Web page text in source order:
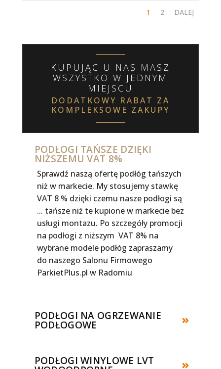
1 2 DALEJ
KUPUJĄC U NAS MASZ
WSZYSTKO W JEDNYM
MIEJSCU
DODATKOWY RABAT ZA
KOMPLEKSOWE ZAKUPY
PODŁOGI TAŃSZE DZIĘKI
NIŻSZEMU VAT 8%
Sprawdź naszą ofertę podłóg tańszych
niż w markecie. My stosujemy stawkę
VAT 8 % dzięki czemu nasze podłogi są
... tańsze niż te kupione w markecie bez
usługi montazu. Po szczegóły promocji
na podłogi z niższym VAT 8% na
wybrane modele podłóg zapraszamy
do naszego Salonu Firmowego
ParkietPlus.pl w Radomiu
PODŁOGI NA OGRZEWANIE
PODŁOGOWE
PODŁOGI WINYLOWE LVT